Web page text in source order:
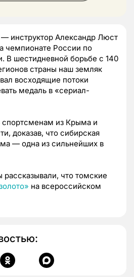
инструктор Александр Люст
чемпионате России по
В шестидневной борьбе с 140
страны наш земляк
восходящие потоки
медаль в «сериал-
из Крыма и
доказав, что сибирская
— одна из сильнейших в
что томские
на всероссийском